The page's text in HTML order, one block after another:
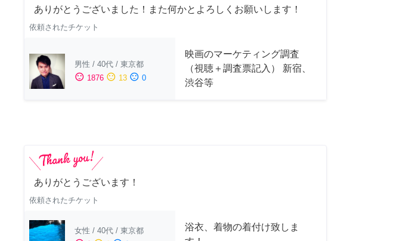
ありがとうございました！また何かとよろしくお願いします！
依頼されたチケット
男性 / 40代 / 東京都
sentiment_satisfied 1876 sentiment_neutral 13 sentiment_dissatisfied 0
映画のマーケティング調査
（視聴＋調査票記入） 新宿、
渋谷等
ありがとうございます！
依頼されたチケット
女性 / 40代 / 東京都
浴衣、着物の着付け致しま